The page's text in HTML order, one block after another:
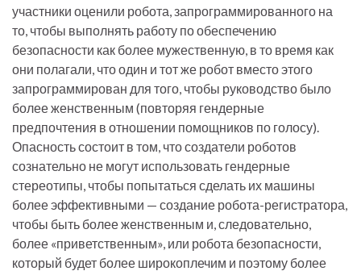
участники оценили робота, запрограммированного на
то, чтобы выполнять работу по обеспечению
безопасности как более мужественную, в то время как
они полагали, что один и тот же робот вместо этого
запрограммирован для того, чтобы руководство было
более женственным (повторяя гендерные
предпочтения в отношении помощников по голосу).
Опасность состоит в том, что создатели роботов
сознательно не могут использовать гендерные
стереотипы, чтобы попытаться сделать их машины
более эффективными — создание робота-регистратора,
чтобы быть более женственным и, следовательно,
более «приветственным», или робота безопасности,
который будет более широкоплечим и поэтому более